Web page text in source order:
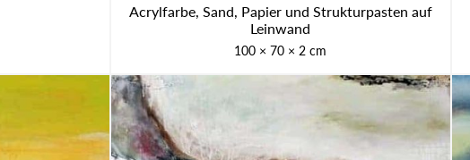
Acryl­far­be, Sand, Papier und Struk­tur­pas­ten auf
Lein­wand
100 × 70 × 2 cm